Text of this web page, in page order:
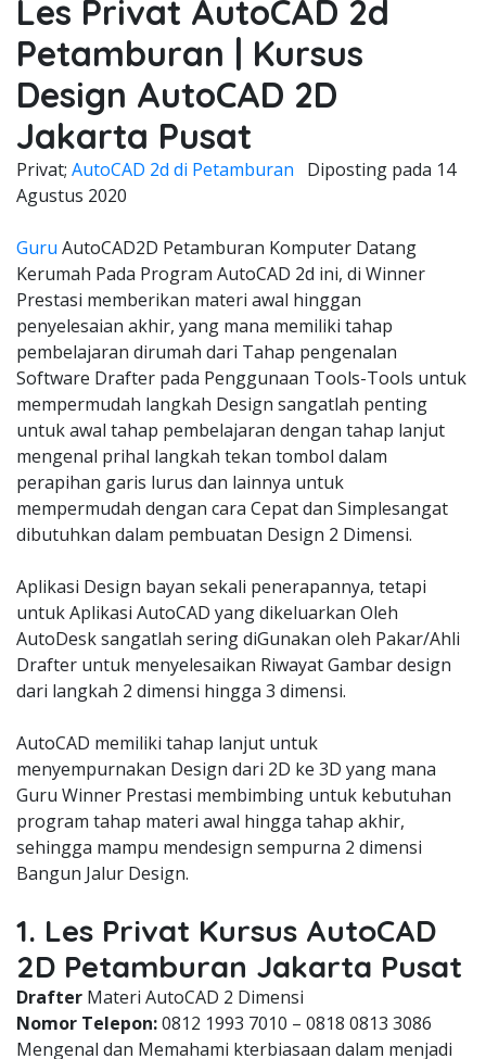
Les Privat AutoCAD 2d
Petamburan | Kursus
Design AutoCAD 2D
Jakarta Pusat
Privat; AutoCAD 2d di Petamburan Diposting pada 14
Agustus 2020
Guru AutoCAD2D Petamburan Komputer Datang
Kerumah Pada Program AutoCAD 2d ini, di Winner
Prestasi memberikan materi awal hinggan
penyelesaian akhir, yang mana memiliki tahap
pembelajaran dirumah dari Tahap pengenalan
Software Drafter pada Penggunaan Tools-Tools untuk
mempermudah langkah Design sangatlah penting
untuk awal tahap pembelajaran dengan tahap lanjut
mengenal prihal langkah tekan tombol dalam
perapihan garis lurus dan lainnya untuk
mempermudah dengan cara Cepat dan Simplesangat
dibutuhkan dalam pembuatan Design 2 Dimensi.
Aplikasi Design bayan sekali penerapannya, tetapi
untuk Aplikasi AutoCAD yang dikeluarkan Oleh
AutoDesk sangatlah sering diGunakan oleh Pakar/Ahli
Drafter untuk menyelesaikan Riwayat Gambar design
dari langkah 2 dimensi hingga 3 dimensi.
AutoCAD memiliki tahap lanjut untuk
menyempurnakan Design dari 2D ke 3D yang mana
Guru Winner Prestasi membimbing untuk kebutuhan
program tahap materi awal hingga tahap akhir,
sehingga mampu mendesign sempurna 2 dimensi
Bangun Jalur Design.
1. Les Privat Kursus AutoCAD
2D Petamburan Jakarta Pusat
Drafter Materi AutoCAD 2 Dimensi
Nomor Telepon:0812 1993 7010 – 0818 0813 3086
Mengenal dan Memahami kterbiasaan dalam menjadi